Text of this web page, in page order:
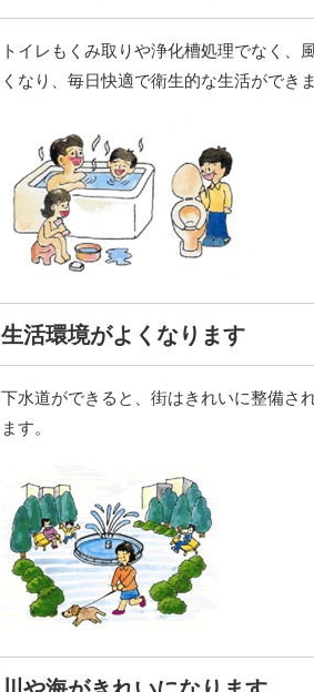
トイレもくみ取りや浄化槽処理でなく、
くなり、毎日快適で衛生的な生活ができま
生活環境がよくなります
下水道ができると、街はきれいに整備さ
ます。